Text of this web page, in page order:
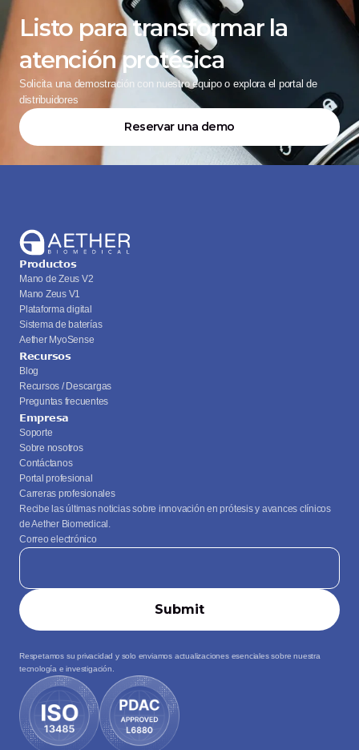
Listo para transformar la
atención protésica
Solicita una demostración con nuestro equipo o explora el portal de
distribuidores
Reservar una demo
Productos
Mano de Zeus V2
Mano Zeus V1
Plataforma digital
Sistema de baterías
Aether MyoSense
Recursos
Blog
Recursos / Descargas
Preguntas frecuentes
Empresa
Soporte
Sobre nosotros
Contáctanos
Portal profesional
Carreras profesionales
Recibe las últimas noticias sobre innovación en prótesis y avances clínicos
de Aether Biomedical.
Correo electrónico
Respetamos su privacidad y solo enviamos actualizaciones esenciales sobre nuestra
tecnología e investigación.